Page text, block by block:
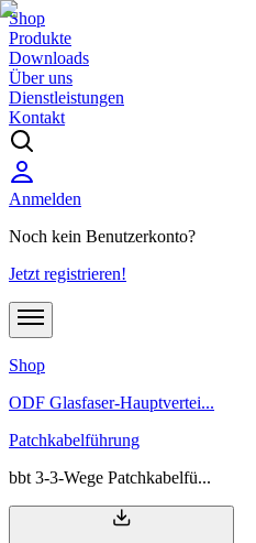
Shop
Produkte
Downloads
Über uns
Dienstleistungen
Kontakt
Anmelden
Noch kein Benutzerkonto?
Jetzt registrieren!
Shop
ODF Glasfaser-Hauptvertei...
Patchkabelführung
bbt 3-3-Wege Patchkabelfü...